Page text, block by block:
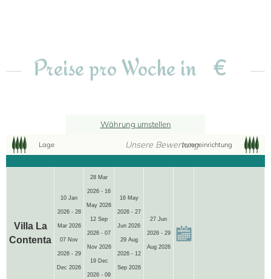
Preise pro Woche in €
Währung umstellen
Lage Unsere BewertungInneneinrichtung
Villa La
Contenta
10 Jan
2026 - 28
Mar 2026
07 Nov
2026 - 29
Dec 2026
28 Mar
2026 - 16
May 2026
12 Sep
2026 - 07
Nov 2026
19 Dec
2026 - 09
16 May
2026 - 27
Jun 2026
29 Aug
2026 - 12
Sep 2026
27 Jun
2026 - 29
Aug 2026